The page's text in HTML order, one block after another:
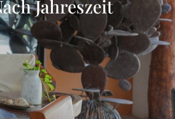
Jahreszeit